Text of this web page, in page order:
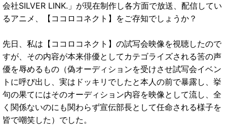
会社SILVER LINK.」が現在制作し各方面で放送、配信してい
るアニメ、【ココロコネクト】をご存知でしょうか？
先日、私は【ココロコネクト】の試写会映像を視聴したので
すが、その内容が本来俳優としてカテゴライズされる筈の声
優を辱めるもの（偽オーディションを受けさせ試写会イベン
トに呼び出し、実はドッキリでしたと本人の前で暴露し、挙
句の果てにはそのオーディション内容を映像として流し、全
く関係ないのにも関わらず宣伝部長として任命される様子を
皆で嘲笑した）でした。